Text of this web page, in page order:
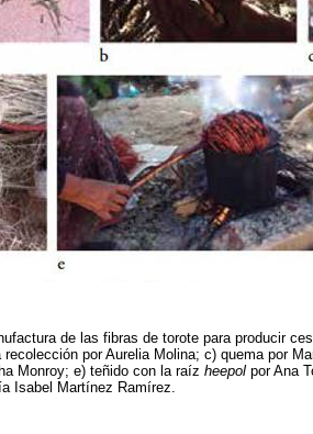
de las fibras de torote para producir
por Aurelia Molina; c) quema por
Monroy; e) teñido con la raíz heepol por Ana
Isabel Martínez Ramírez.